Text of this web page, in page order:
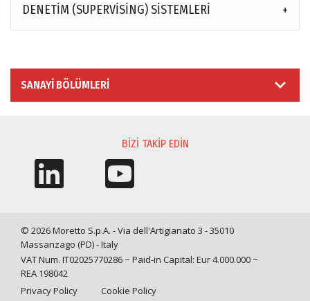
DENETIM (SUPERVISING) SISTEMLERI
SANAYI BÖLÜMLERI
BIZI TAKIP EDIN
© 2026 Moretto S.p.A. - Via dell'Artigianato 3 - 35010
Massanzago (PD) - Italy
VAT Num. IT02025770286 ~ Paid-in Capital: Eur 4.000.000 ~
REA 198042
Privacy Policy
Cookie Policy